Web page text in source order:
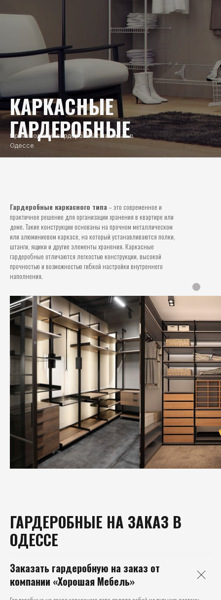
КАРКАСНЫЕ
ГАРДЕРОБНЫЕ
Производство гардеробных на заказ в
Одессе
Гардеробные каркасного типа– это современное и
практичное решение для организации хранения в квартире или
доме. Такие конструкции основаны на прочном металлическом
или алюминиевом каркасе, на который устанавливаются полки,
штанги, ящики и другие элементы хранения. Каркасные
гардеробные отличаются легкостью конструкции, высокой
прочностью и возможностью гибкой настройки внутреннего
наполнения.
ГАРДЕРОБНЫЕ НА ЗАКАЗ В
ОДЕССЕ
Заказать гардеробную на заказ от
компании «Хорошая Мебель»